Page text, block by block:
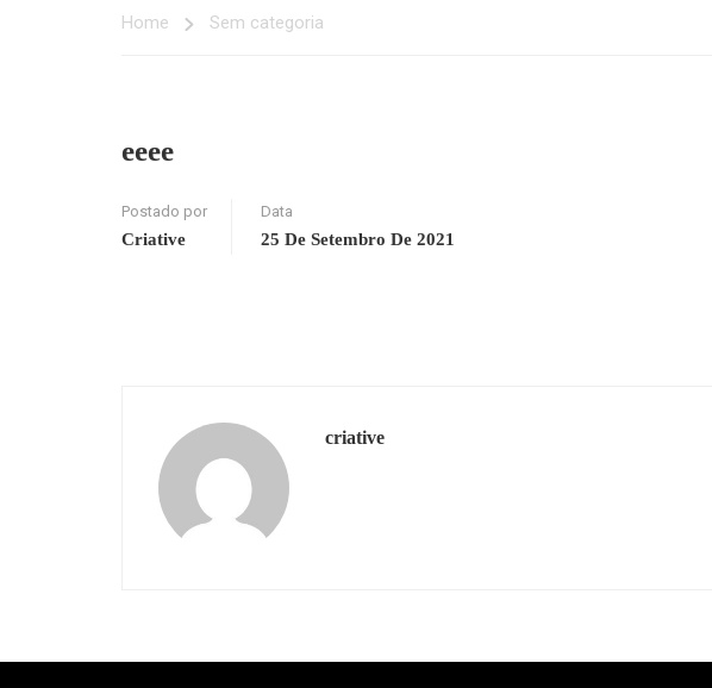
Home Sem categoria
eeee
Postado por
Criative
Data
25 De Setembro De 2021
criative